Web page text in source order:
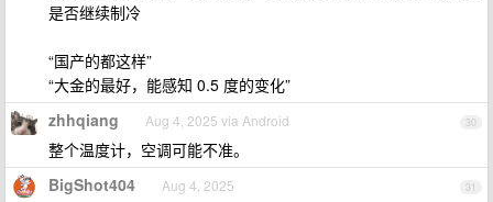
是否继续制冷
“国产的都这样”
“大金的最好，能感知 0.5 度的变化”
30
zhhqiang Aug 4, 2025 via Android
整个温度计，空调可能不准。
31
BigShot404 Aug 4, 2025